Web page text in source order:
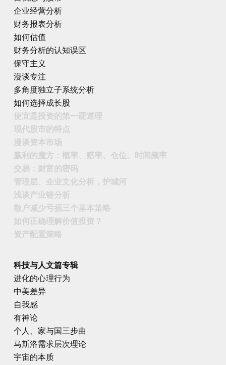
企业经营分析
财务报表分析
如何估值
财务分析的认知误区
保守主义
漫谈专注
多角度独立子系统分析
如何选择成长股
便宜是投资的第一硬道理
现代股市的特点
漫谈资本市场
赢利的魔方：概率、赔率、仓位、时间频率
交易：财富的密码
管理层、企业文化分析，护城河
浅谈产业链分析
散户减少亏损三个基本策略
如何正确理解价值投资？
资产配置策略
科技与人文篇专辑
进化的心理行为
中美差异
自我感
有神论
个人、家与国三步曲
马斯洛需求层次理论
宇宙的本质